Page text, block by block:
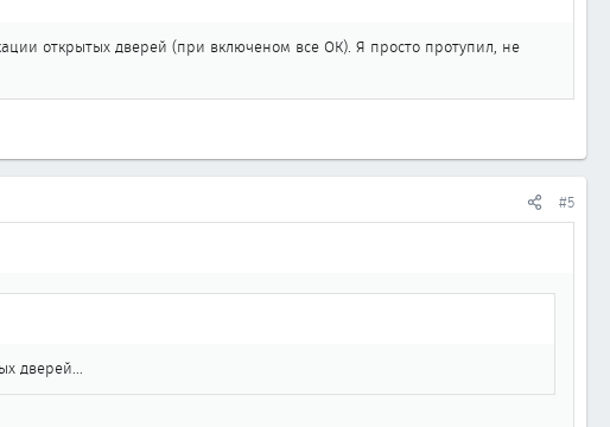
открытых дверей (при включеном все ОК). Я просто протупил, не
#5
дверей...